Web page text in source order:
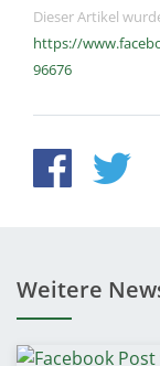
Dieser Artikel
https://
96676
Weitere